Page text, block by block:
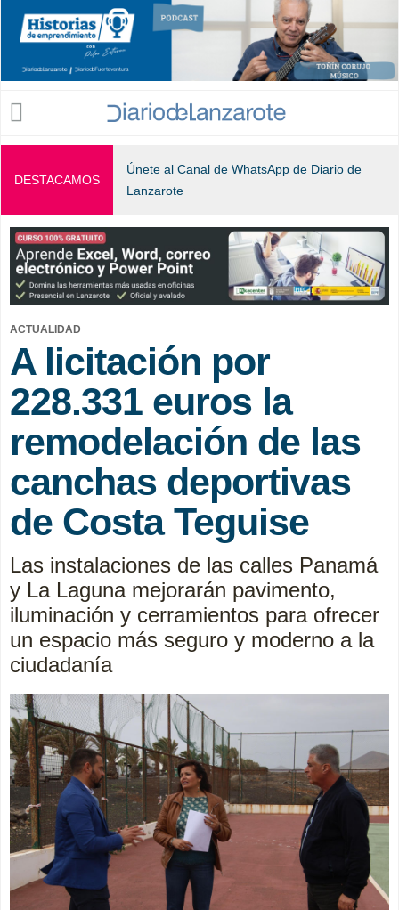
Jump to navigation
DESTACAMOS
Únete al Canal de WhatsApp de Diario de
Lanzarote
ACTUALIDAD
A licitación por
228.331 euros la
remodelación de las
canchas deportivas
de Costa Teguise
Las instalaciones de las calles Panamá
y La Laguna mejorarán pavimento,
iluminación y cerramientos para ofrecer
un espacio más seguro y moderno a la
ciudadanía